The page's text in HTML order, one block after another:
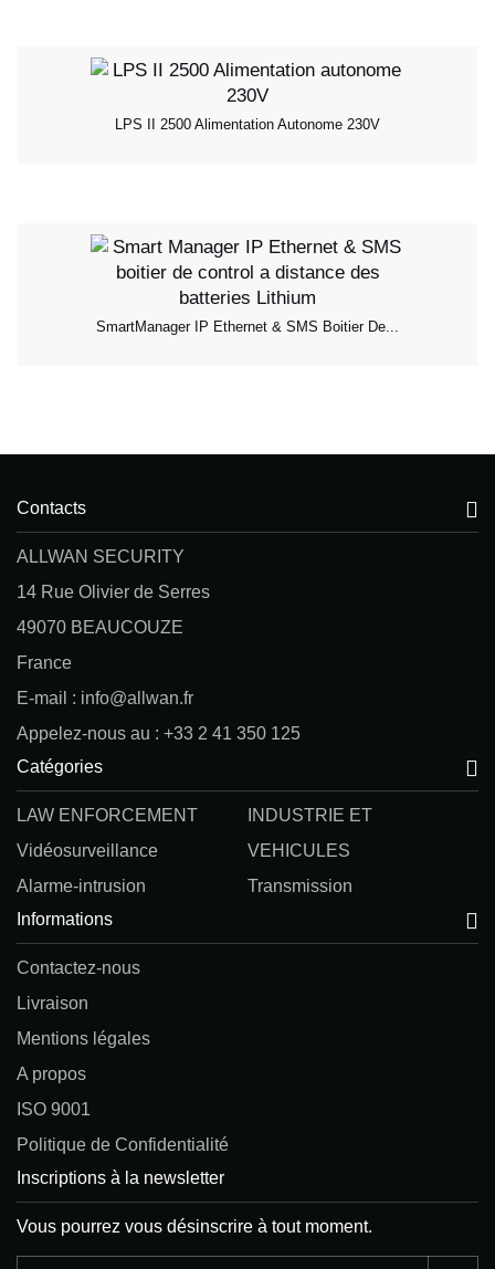
LPS II 2500 Alimentation Autonome 230V
SmartManager IP Ethernet & SMS Boitier De...
Contacts
ALLWAN SECURITY
14 Rue Olivier de Serres
49070 BEAUCOUZE
France
E-mail : info@allwan.fr
Appelez-nous au : +33 2 41 350 125
Catégories
INDUSTRIE ET
VEHICULES
LAW ENFORCEMENT
Vidéosurveillance
Transmission
Alarme-intrusion
Informations
Contactez-nous
Livraison
Mentions légales
A propos
ISO 9001
Politique de Confidentialité
Inscriptions à la newsletter
Vous pourrez vous désinscrire à tout moment.